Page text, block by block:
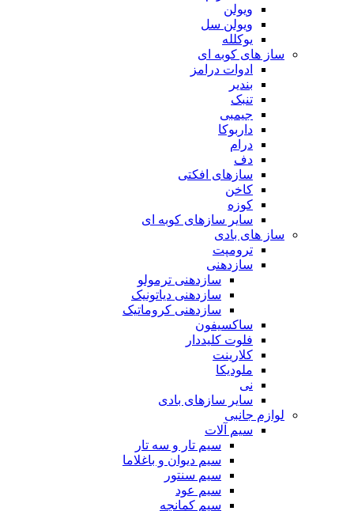
ویولن
ویولن سل
یوکلله
ساز های کوبه ای
ادوات درامز
بندیر
تنبک
جیمبی
داربوکا
درام
دف
سازهای افکتی
کاخن
کوزه
سایر سازهای کوبه ای
ساز های بادی
ترومپت
سازدهنی
سازدهنی ترمولو
سازدهنی دیاتونیک
سازدهنی کروماتیک
ساکسیفون
فلوت کلیددار
کلارینت
ملودیکا
نی
سایر سازهای بادی
لوازم جانبی
سیم آلات
سیم تار و سه تار
سیم دیوان و باغلاما
سیم سنتور
سیم عود
سیم کمانچه